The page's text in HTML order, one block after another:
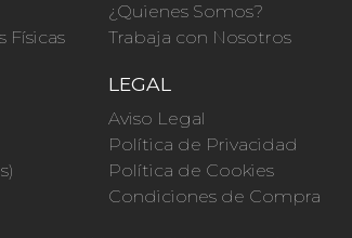
Físicas
¿Quienes Somos?
Trabaja con Nosotros
LEGAL
Aviso Legal
Política de Privacidad
Política de Cookies
Condiciones de Compra